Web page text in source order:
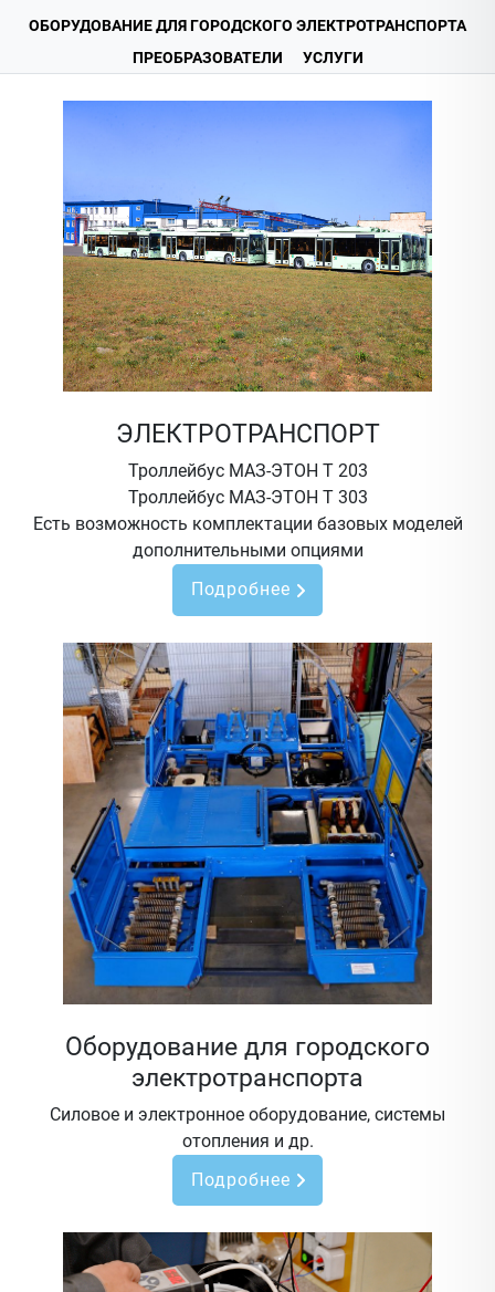
ОБОРУДОВАНИЕ ДЛЯ ГОРОДСКОГО ЭЛЕКТРОТРАНСПОРТА
ПРЕОБРАЗОВАТЕЛИ
УСЛУГИ
ЭЛЕКТРОТРАНСПОРТ
Троллейбус МАЗ-ЭТОН Т 203
Троллейбус МАЗ-ЭТОН Т 303
Есть возможность комплектации базовых моделей
дополнительными опциями
Подробнее
Оборудование для городского
электротранспорта
Силовое и электронное оборудование, системы
отопления и др.
Подробнее